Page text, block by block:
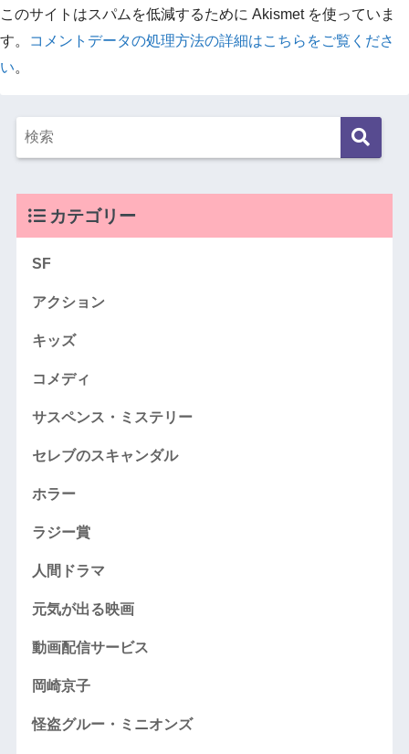
このサイトはスパムを低減するために Akismet を使っていま
す。
コメントデータの処理方法の詳細はこちらをご覧くださ
い。
カテゴリー
SF
アクション
キッズ
コメディ
サスペンス・ミステリー
セレブのスキャンダル
ホラー
ラジー賞
人間ドラマ
元気が出る映画
動画配信サービス
岡崎京子
怪盗グルー・ミニオンズ